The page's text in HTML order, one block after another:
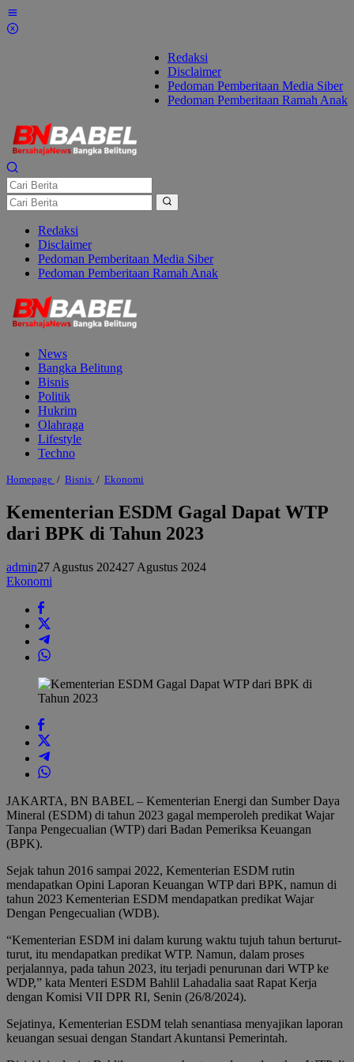
Lewati
ke
Redaksi
Disclaimer
Pedoman Pemberitaan Media Siber
Pedoman Pemberitaan Ramah Anak
Redaksi
Disclaimer
Pedoman Pemberitaan Media Siber
Pedoman Pemberitaan Ramah Anak
News
Bangka Belitung
Bisnis
Politik
Hukrim
Olahraga
Lifestyle
Techno
Homepage / Bisnis / Ekonomi
Gagal
Dapat
WTP
dari
di
Kementerian ESDM Gagal Dapat WTP
dari BPK di Tahun 2023
admin27 Agustus 202427 Agustus 2024
Ekonomi
JAKARTA, BN BABEL – Kementerian Energi dan Sumber Daya
Mineral (ESDM) di tahun 2023 gagal memperoleh predikat Wajar
Tanpa Pengecualian (WTP) dari Badan Pemeriksa Keuangan
(BPK).
Sejak tahun 2016 sampai 2022, Kementerian ESDM rutin
mendapatkan Opini Laporan Keuangan WTP dari BPK, namun di
tahun 2023 Kementerian ESDM mendapatkan predikat Wajar
Dengan Pengecualian (WDB).
“Kementerian ESDM ini dalam kurung waktu tujuh tahun berturut-
turut, itu mendapatkan predikat WTP. Namun, dalam proses
perjalannya, pada tahun 2023, itu terjadi penurunan dari WTP ke
WDP,” kata Menteri ESDM Bahlil Lahadalia saat Rapat Kerja
dengan Komisi VII DPR RI, Senin (26/8/2024).
Sejatinya, Kementerian ESDM telah senantiasa menyajikan laporan
keuangan sesuai dengan Standart Akuntansi Pemerintah.